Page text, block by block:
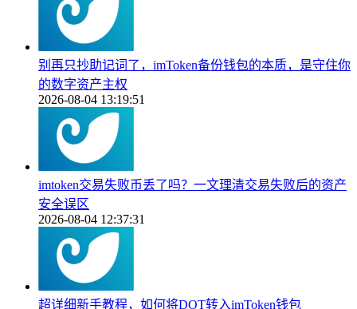
别再只抄助记词了，imToken备份钱包的本质，是守住你
的数字资产主权
2026-08-04 13:19:51
imtoken交易失败币丢了吗？一文理清交易失败后的资产
安全误区
2026-08-04 12:37:31
超详细新手教程，如何将DOT转入imToken钱包